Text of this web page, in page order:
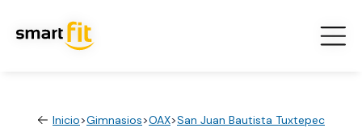
Inicio>Gimnasios>OAX>San Juan Bautista Tuxtepec